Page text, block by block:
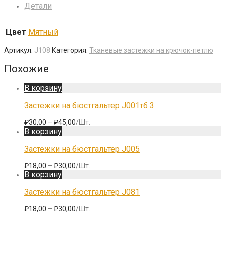
Детали
Цвет Мятный
Артикул: J108 Категория: Тканевые застежки на крючок-петлю
Похожие
В корзину
Застежки на бюстгальтер J001тб 3
₽30,00 – ₽45,00/Шт.
В корзину
Застежки на бюстгальтер J005
₽18,00 – ₽30,00/Шт.
В корзину
Застежки на бюстгальтер J081
₽18,00 – ₽30,00/Шт.